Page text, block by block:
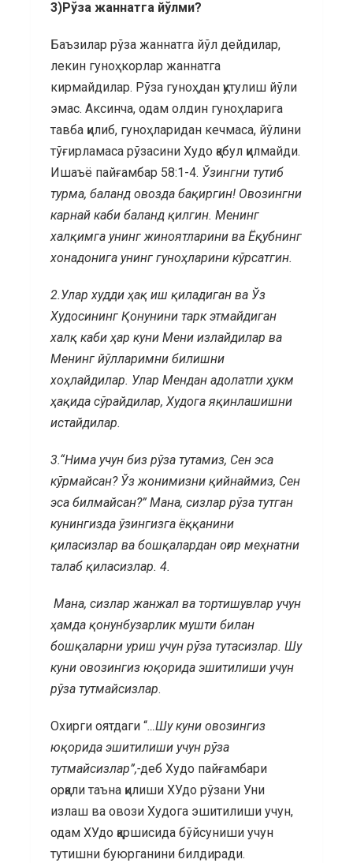
3)Рўза жаннатга йўлми?
Баъзилар рўза жаннатга йўл дейдилар,
лекин гуноҳкорлар жаннатга
кирмайдилар. Рўза гуноҳдан қутулиш йўли
эмас. Аксинча, одам олдин гуноҳларига
тавба қилиб, гуноҳларидан кечмаса, йўлини
тўғирламаса рўзасини Худо қабул қилмайди.
Ишаъё пайғамбар 58:1-4. Ўзингни тутиб
турма, баланд овозда бақиргин! Овозингни
карнай каби баланд қилгин. Менинг
халқимга унинг жиноятларини ва Ёқубнинг
хонадонига унинг гуноҳларини кўрсатгин.
2.Улар худди ҳақ иш қиладиган ва Ўз
Худосининг Қонунини тарк этмайдиган
халқ каби ҳар куни Мени излайдилар ва
Менинг йўлларимни билишни
хоҳлайдилар. Улар Мендан адолатли ҳукм
ҳақида сўрайдилар, Худога яқинлашишни
истайдилар.
3.“Нима учун биз рўза тутамиз, Сен эса
кўрмайсан? Ўз жонимизни қийнаймиз, Сен
эса билмайсан?” Мана, сизлар рўза тутган
кунингизда ўзингизга ёққанини
қиласизлар ва бошқалардан оғир меҳнатни
талаб қиласизлар. 4.
Мана, сизлар жанжал ва тортишувлар учун
ҳамда қонунбузарлик мушти билан
бошқаларни уриш учун рўза тутасизлар. Шу
куни овозингиз юқорида эшитилиши учун
рўза тутмайсизлар.
Охирги оятдаги “…Шу куни овозингиз
юқорида эшитилиши учун рўза
тутмайсизлар”,-деб Худо пайғамбари
орқали таъна қилиши ХУдо рўзани Уни
излаш ва овози Худога эшитилиши учун,
одам ХУдо қаршисида бўйсуниши учун
тутишни буюрганини билдиради.